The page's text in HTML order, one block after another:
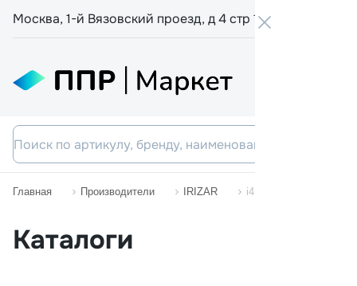
Москва, 1-й Вязовский проезд, д 4 стр 19
Главная Производители IRIZAR i4
Каталоги